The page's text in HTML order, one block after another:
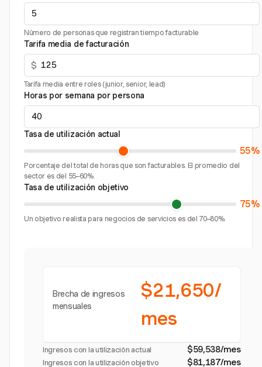
Número de personas que registran tiempo facturable
Tarifa media de facturación
$
Tarifa media entre roles (junior, senior, lead)
Horas por semana por persona
Tasa de utilización actual
55%
Porcentaje del total de horas que son facturables. El promedio del
sector es del 55–60%.
Tasa de utilización objetivo
75%
Un objetivo realista para negocios de servicios es del 70–80%.
Brecha de ingresos
mensuales
$21,650/
mes
Ingresos con la utilización actual $59,538/mes
Ingresos con la utilización objetivo $81,187/mes